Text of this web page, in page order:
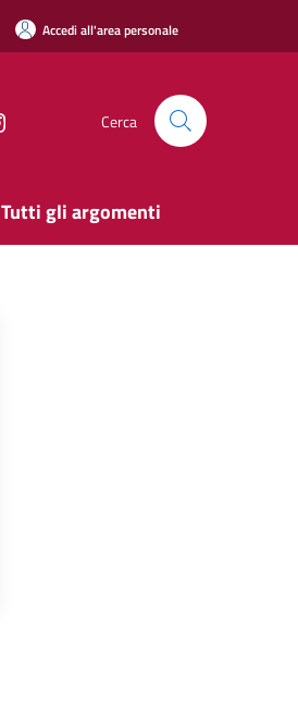
Accedi all'area personale
Cerca
Tutti gli argomenti